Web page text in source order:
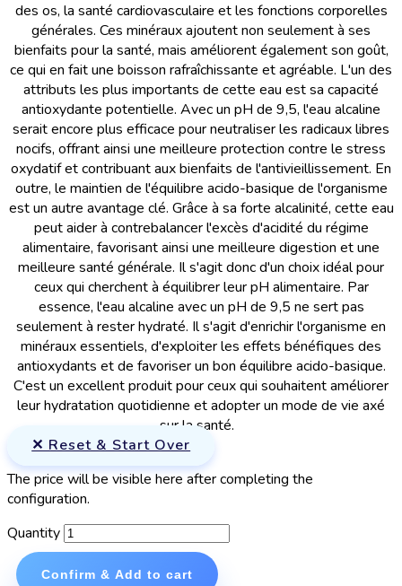
des os, la santé cardiovasculaire et les fonctions corporelles
générales. Ces minéraux ajoutent non seulement à ses
bienfaits pour la santé, mais améliorent également son goût,
ce qui en fait une boisson rafraîchissante et agréable. L'un des
attributs les plus importants de cette eau est sa capacité
antioxydante potentielle. Avec un pH de 9,5, l'eau alcaline
serait encore plus efficace pour neutraliser les radicaux libres
nocifs, offrant ainsi une meilleure protection contre le stress
oxydatif et contribuant aux bienfaits de l'antivieillissement. En
outre, le maintien de l'équilibre acido-basique de l'organisme
est un autre avantage clé. Grâce à sa forte alcalinité, cette eau
peut aider à contrebalancer l'excès d'acidité du régime
alimentaire, favorisant ainsi une meilleure digestion et une
meilleure santé générale. Il s'agit donc d'un choix idéal pour
ceux qui cherchent à équilibrer leur pH alimentaire. Par
essence, l'eau alcaline avec un pH de 9,5 ne sert pas
seulement à rester hydraté. Il s'agit d'enrichir l'organisme en
minéraux essentiels, d'exploiter les effets bénéfiques des
antioxydants et de favoriser un bon équilibre acido-basique.
C'est un excellent produit pour ceux qui souhaitent améliorer
leur hydratation quotidienne et adopter un mode de vie axé
sur la santé.
✕ Reset & Start Over
The price will be visible here after completing the
configuration.
Quantity
Confirm & Add to cart